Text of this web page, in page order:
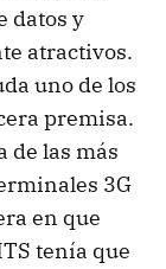
datos y
atractivos.
uno de los
premisa.
de las más
3G
en que
tenía que